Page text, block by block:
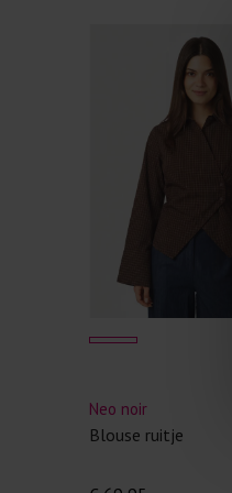
Neo noir
Top met polokraag